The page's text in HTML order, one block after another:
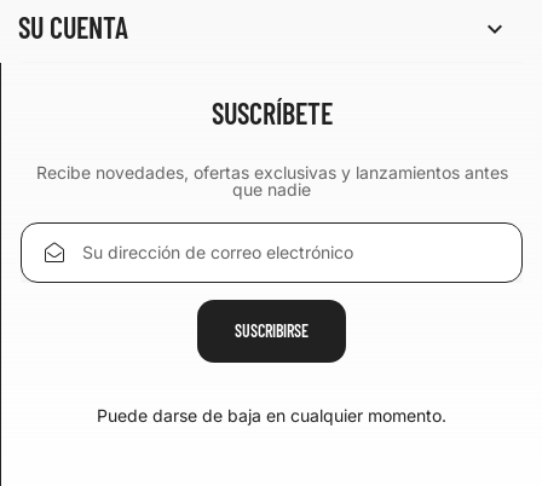
SU CUENTA 
SUSCRÍBETE
Recibe novedades, ofertas exclusivas y lanzamientos antes
que nadie
Puede darse de baja en cualquier momento.